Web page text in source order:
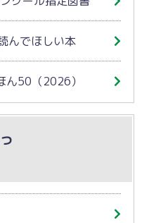
んでほしい本
ん50（2026）